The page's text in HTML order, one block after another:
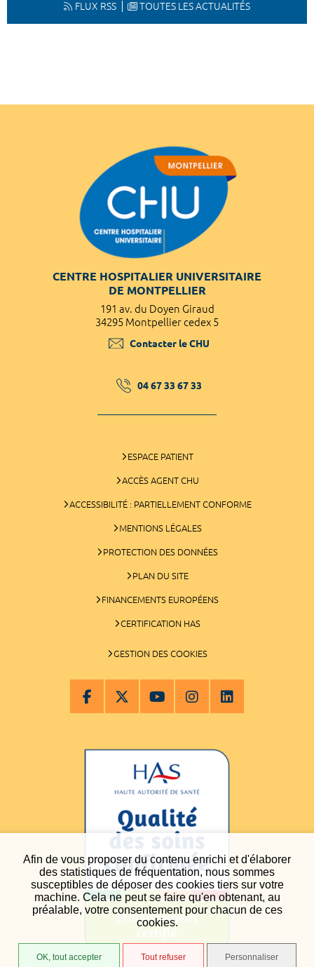
Afin de vous proposer du contenu enrichi et d'élaborer
des statistiques de fréquentation, nous sommes
susceptibles de déposer des cookies tiers sur votre
machine. Cela ne peut se faire qu'en obtenant, au
préalable, votre consentement pour chacun de ces
cookies.
OK, tout accepter Tout refuser Personnaliser
FLUX RSS TOUTES LES ACTUALITÉS
CENTRE HOSPITALIER UNIVERSITAIRE
DE MONTPELLIER
191 av. du Doyen Giraud
34295 Montpellier cedex 5
Contacter le CHU
04 67 33 67 33
ESPACE PATIENT
ACCÈS AGENT CHU
ACCESSIBILITÉ : PARTIELLEMENT CONFORME
MENTIONS LÉGALES
PROTECTION DES DONNÉES
PLAN DU SITE
FINANCEMENTS EUROPÉENS
CERTIFICATION HAS
GESTION DES COOKIES